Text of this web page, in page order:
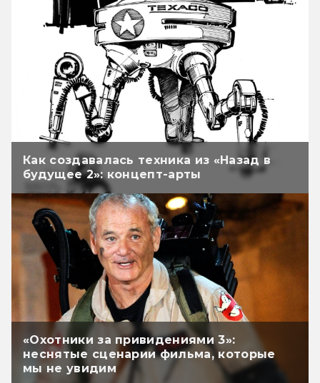
Как создавалась техника из «Назад в
будущее 2»: концепт-арты
«Охотники за привидениями 3»:
неснятые сценарии фильма, которые
мы не увидим